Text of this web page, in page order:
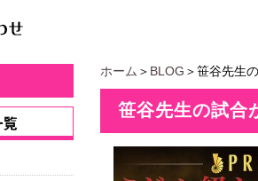
ホーム ＞ BLOG ＞笹谷先生
笹谷先生の試合